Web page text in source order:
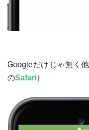
Googleだけじゃ無く
のSafari）